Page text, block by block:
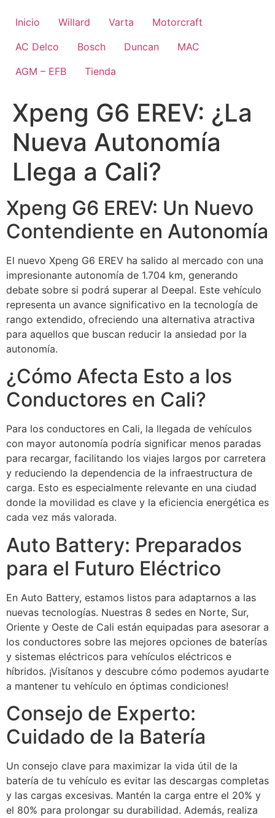
Inicio Willard Varta
Motorcraft
AC Delco
Bosch Duncan
MAC
AGM – EFB
Tienda
Xpeng G6 EREV: ¿La
Nueva Autonomía
Llega a Cali?
Xpeng G6 EREV: Un Nuevo
Contendiente en Autonomía
El nuevo Xpeng G6 EREV ha salido al mercado con una
impresionante autonomía de 1.704 km, generando
debate sobre si podrá superar al Deepal. Este vehículo
representa un avance significativo en la tecnología de
rango extendido, ofreciendo una alternativa atractiva
para aquellos que buscan reducir la ansiedad por la
autonomía.
¿Cómo Afecta Esto a los
Conductores en Cali?
Para los conductores en Cali, la llegada de vehículos
con mayor autonomía podría significar menos paradas
para recargar, facilitando los viajes largos por carretera
y reduciendo la dependencia de la infraestructura de
carga. Esto es especialmente relevante en una ciudad
donde la movilidad es clave y la eficiencia energética es
cada vez más valorada.
Auto Battery: Preparados
para el Futuro Eléctrico
En Auto Battery, estamos listos para adaptarnos a las
nuevas tecnologías. Nuestras 8 sedes en Norte, Sur,
Oriente y Oeste de Cali están equipadas para asesorar a
los conductores sobre las mejores opciones de baterías
y sistemas eléctricos para vehículos eléctricos e
híbridos. ¡Visítanos y descubre cómo podemos ayudarte
a mantener tu vehículo en óptimas condiciones!
Consejo de Experto:
Cuidado de la Batería
Un consejo clave para maximizar la vida útil de la
batería de tu vehículo es evitar las descargas completas
y las cargas excesivas. Mantén la carga entre el 20% y
el 80% para prolongar su durabilidad. Además, realiza